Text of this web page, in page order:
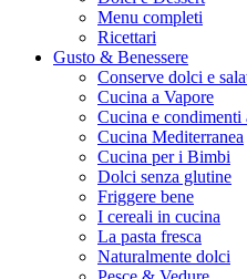
Menu completi
Ricettari
Gusto & Benessere
Conserve dolci e
Cucina a Vapore
Cucina e condimenti
Cucina Mediterranea
Cucina per i Bimbi
Dolci senza glutine
Friggere bene
I cereali in cucina
La pasta fresca
Naturalmente dolci